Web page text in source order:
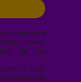
j’accepte
soient
de ma
à tout
en bas de